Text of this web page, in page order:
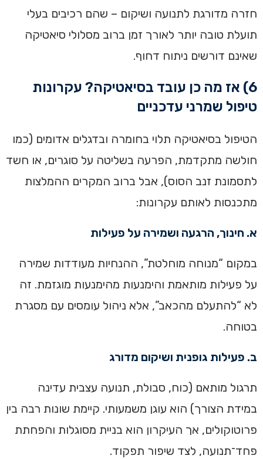
חזרה מדורגת לתנועה ושיקום – שהם רכיבים בעלי
תועלת טובה יותר לאורך זמן ברוב מסלולי סיאטיקה
שאינם דורשים ניתוח דחוף.
6) אז מה כן עובד בסיאטיקה? עקרונות
טיפול שמרני עדכניים
הטיפול בסיאטיקה תלוי בחומרה ובדגלים אדומים (כמו
חולשה מתקדמת, הפרעה בשליטה על סוגרים, או חשד
לתסמונת זנב הסוס), אבל ברוב המקרים ההמלצות
מתכנסות לאותם עקרונות:
א. חינוך, הרגעה ושמירה על פעילות
במקום “מנוחה מוחלטת”, ההנחיות מעודדות שמירה
על פעילות מותאמת והימנעות מהימנעות מוגזמת. זה
לא “להתעלם מהכאב”, אלא ניהול עומסים עם מסגרת
בטוחה.
ב. פעילות גופנית ושיקום מדורג
תרגול מותאם (כוח, סבולת, תנועה עצבית עדינה
במידת הצורך) הוא עוגן משמעותי. קיימת שונות רבה בין
פרוטוקולים, אך העיקרון הוא בניית מסוגלות והפחתת
פחד־תנועה, לצד שיפור תפקוד.